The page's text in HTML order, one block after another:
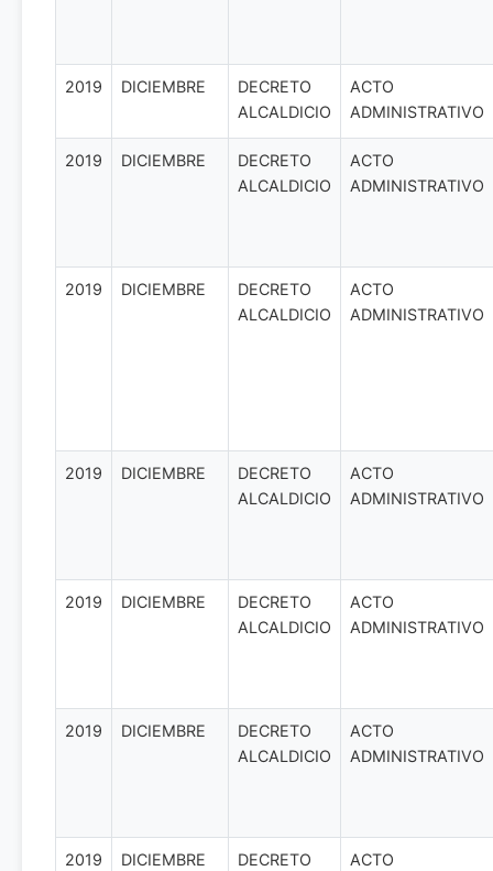
2019 DICIEMBRE
DECRETO
ALCALDICIO
ACTO
ADMINISTRATIVO
2019 DICIEMBRE
DECRETO
ALCALDICIO
ACTO
ADMINISTRATIVO
2019 DICIEMBRE
DECRETO
ALCALDICIO
ACTO
ADMINISTRATIVO
2019 DICIEMBRE
DECRETO
ALCALDICIO
ACTO
ADMINISTRATIVO
2019 DICIEMBRE
DECRETO
ALCALDICIO
ACTO
ADMINISTRATIVO
2019 DICIEMBRE
DECRETO
ALCALDICIO
ACTO
ADMINISTRATIVO
2019 DICIEMBRE
DECRETO
ACTO